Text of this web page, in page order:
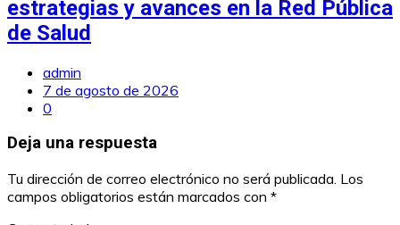
estrategias y avances en la Red Pública
de Salud
admin
7 de agosto de 2026
0
Deja una respuesta
Tu dirección de correo electrónico no será publicada. Los
campos obligatorios están marcados con *